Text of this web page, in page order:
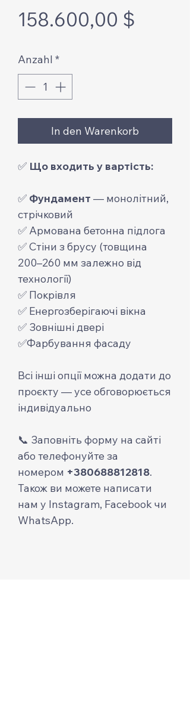
158.600,00 $
Anzahl *
In den Warenkorb
✅ Що входить у вартість:
✅ Фундамент — монолітний,
стрічковий
✅ Армована бетонна підлога
✅ Стіни з брусу (товщина
200–260 мм залежно від
технології)
✅ Покрівля
✅ Енергозберігаючі вікна
✅ Зовнішні двері
✅Фарбування фасаду
Всі інші опції можна додати до
проєкту — усе обговорюється
індивідуально
📞 Заповніть форму на сайті
або телефонуйте за
номером +380688812818.
Також ви можете написати
нам у Instagram, Facebook чи
WhatsApp.